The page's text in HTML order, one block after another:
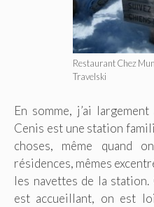
Restaurant Chez
Travelski
En somme, j’ai
Cenis est une station
choses, même quand
résidences, mêmes
les navettes de la
est accueillant, on est